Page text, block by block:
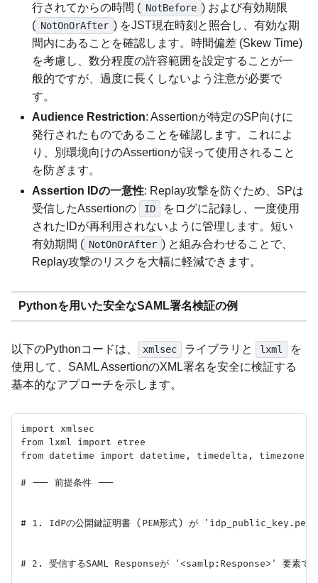
行されてからの時間 ( NotBefore ) および有効期限
( NotOnOrAfter ) をJST現在時刻と照合し、有効な期
間内にあることを確認します。時間偏差 (Skew Time)
を考慮し、数分程度の許容範囲を設定することが一
般的ですが、過度に長くしないよう注意が必要で
す。
Audience Restriction: Assertionが特定のSP向けに
発行されたものであることを確認します。これによ
り、別環境向けのAssertionが誤って使用されること
を防ぎます。
Assertion IDの一意性: Replay攻撃を防ぐため、SPは
受信したAssertionの
ID
をログに記録し、一度使用
されたIDが再利用されないように管理します。短い
有効期間 ( NotOnOrAfter ) と組み合わせることで、
Replay攻撃のリスクを大幅に軽減できます。
Pythonを用いた安全なSAML署名検証の例
以下のPythonコードは、 xmlsec ライブラリと lxml
を
使用して、SAML AssertionのXML署名を安全に検証する
基本的なアプローチを示します。
import xmlsec
from lxml import etree
from datetime import datetime, timedelta, timezone
# --- 前提条件 ---
# 1. IdPの公開鍵証明書 (PEM形式) が 'idp_public_key.pem'
# 2. 受信するSAML Responseが '<samlp:Response>' 要素で